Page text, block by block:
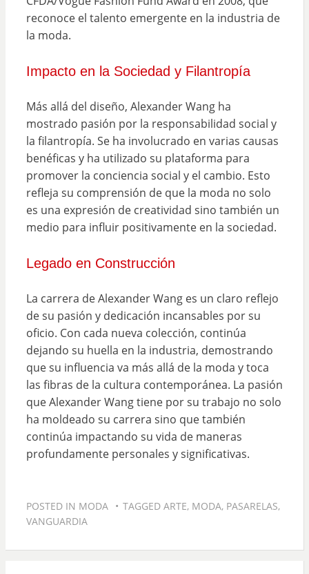
reconoce el talento emergente en la industria de
la moda.
Impacto en la Sociedad y Filantropía
Más allá del diseño, Alexander Wang ha
mostrado pasión por la responsabilidad social y
la filantropía. Se ha involucrado en varias causas
benéficas y ha utilizado su plataforma para
promover la conciencia social y el cambio. Esto
refleja su comprensión de que la moda no solo
es una expresión de creatividad sino también un
medio para influir positivamente en la sociedad.
Legado en Construcción
La carrera de Alexander Wang es un claro reflejo
de su pasión y dedicación incansables por su
oficio. Con cada nueva colección, continúa
dejando su huella en la industria, demostrando
que su influencia va más allá de la moda y toca
las fibras de la cultura contemporánea. La pasión
que Alexander Wang tiene por su trabajo no solo
ha moldeado su carrera sino que también
continúa impactando su vida de maneras
profundamente personales y significativas.
POSTED IN MODA TAGGED ARTE, MODA, PASARELAS,
VANGUARDIA